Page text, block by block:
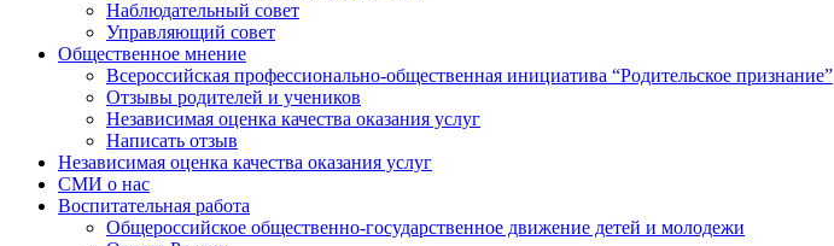
Наблюдательный совет
Управляющий совет
Общественное мнение
Всероссийская профессионально-общественная инициатива “Родительское признание”
Отзывы родителей и учеников
Независимая оценка качества оказания услуг
Написать отзыв
Независимая оценка качества оказания услуг
СМИ о нас
Воспитательная работа
Общероссийское общественно-государственное движение детей и молодежи